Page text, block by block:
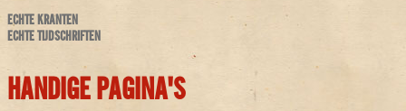
ECHTE KRANTEN
ECHTE TIJDSCHRIFTEN
HANDIGE PAGINA'S